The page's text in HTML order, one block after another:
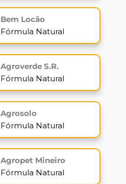
Bem Locão
Fórmula Natural
Agroverde S.R.
Fórmula Natural
Agrosolo
Fórmula Natural
Agropet Mineiro
Fórmula Natural